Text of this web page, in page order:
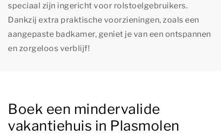
speciaal zijn ingericht voor rolstoelgebruikers.
Dankzij extra praktische voorzieningen, zoals een
aangepaste badkamer, geniet je van een ontspannen
en zorgeloos verblijf!
Boek een mindervalide
vakantiehuis in Plasmolen